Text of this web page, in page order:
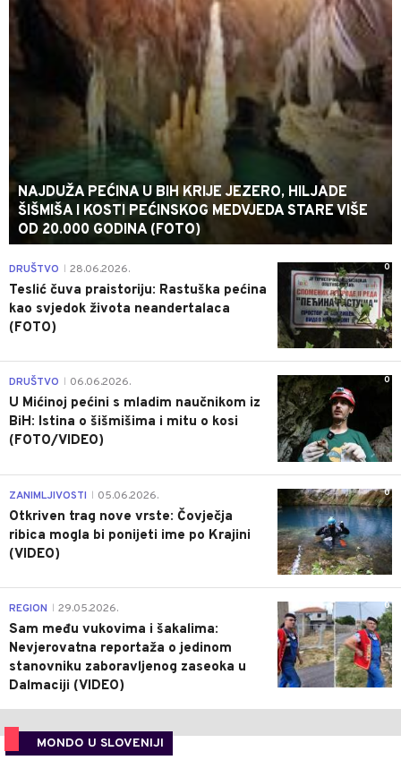
NAJDUŽA PEĆINA U BIH KRIJE JEZERO, HILJADE
ŠIŠMIŠA I KOSTI PEĆINSKOG MEDVJEDA STARE VIŠE
OD 20.000 GODINA (FOTO)
0
DRUŠTVO 28.06.2026.
Teslić čuva praistoriju: Rastuška pećina
kao svjedok života neandertalaca
(FOTO)
0
DRUŠTVO 06.06.2026.
U Mićinoj pećini s mladim naučnikom iz
BiH: Istina o šišmišima i mitu o kosi
(FOTO/VIDEO)
0
ZANIMLJIVOSTI 05.06.2026.
Otkriven trag nove vrste: Čovječja
ribica mogla bi ponijeti ime po Krajini
(VIDEO)
0
REGION 29.05.2026.
Sam među vukovima i šakalima:
Nevjerovatna reportaža o jedinom
stanovniku zaboravljenog zaseoka u
Dalmaciji (VIDEO)
MONDO U SLOVENIJI